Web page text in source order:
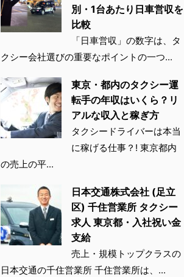
別・1台あたり日車営収を
比較
「日車営収」の数字は、タ
クシー会社選びの重要なポイントの一つ...
東京・都内のタクシー運
転手の年収はいくら？リ
アルな収入と稼ぎ方
タクシードライバーは本当
に稼げる仕事？! 東京都内
の売上の平...
日本交通株式会社 (足立
区) 千住営業所 タクシー
求人 東京都・入社祝い金
支給
売上・規模トップクラスの
日本交通の千住営業所 千住営業所は、...